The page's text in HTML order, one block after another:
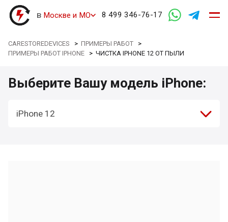
в Москве и МО 8 499 346-76-17
CARESTOREDEVICES >ПРИМЕРЫ РАБОТ >
ПРИМЕРЫ РАБОТ IPHONE >ЧИСТКА IPHONE 12 ОТ ПЫЛИ
Выберите Вашу модель iPhone:
iPhone 12